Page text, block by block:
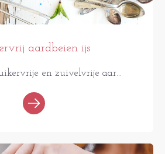
aardbeien ijs
en zuivelvrije aar...